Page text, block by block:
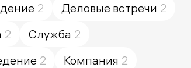
2 Деловые встречи 2
2 Служба 2
2 Компания 2